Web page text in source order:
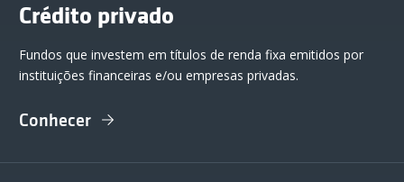
Crédito privado
Fundos que investem em títulos de renda fixa emitidos por
instituições financeiras e/ou empresas privadas.
Conhecer